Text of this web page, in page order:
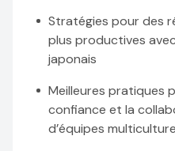
Stratégies pour des
plus productives
japonais
Meilleures pratiques
confiance et la
d’équipes